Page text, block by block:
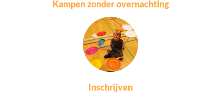
Kampen zonder overnachting
Inschrijven